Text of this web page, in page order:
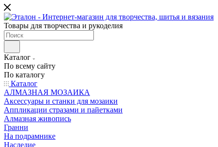
Товары для творчества и рукоделия
Каталог
По всему сайту
По каталогу
Каталог
АЛМАЗНАЯ МОЗАИКА
Аксессуары и станки для мозаики
Аппликации стразами и пайетками
Алмазная живопись
Гранни
На подрамнике
Наследие